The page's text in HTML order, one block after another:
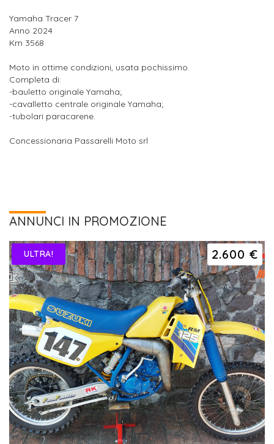
Yamaha Tracer 7
Anno 2024
Km 3568
Moto in ottime condizioni, usata pochissimo.
Completa di:
-bauletto originale Yamaha;
-cavalletto centrale originale Yamaha;
-tubolari paracarene.
Concessionaria Passarelli Moto srl
ANNUNCI IN PROMOZIONE
2.600 €
ULTRA!